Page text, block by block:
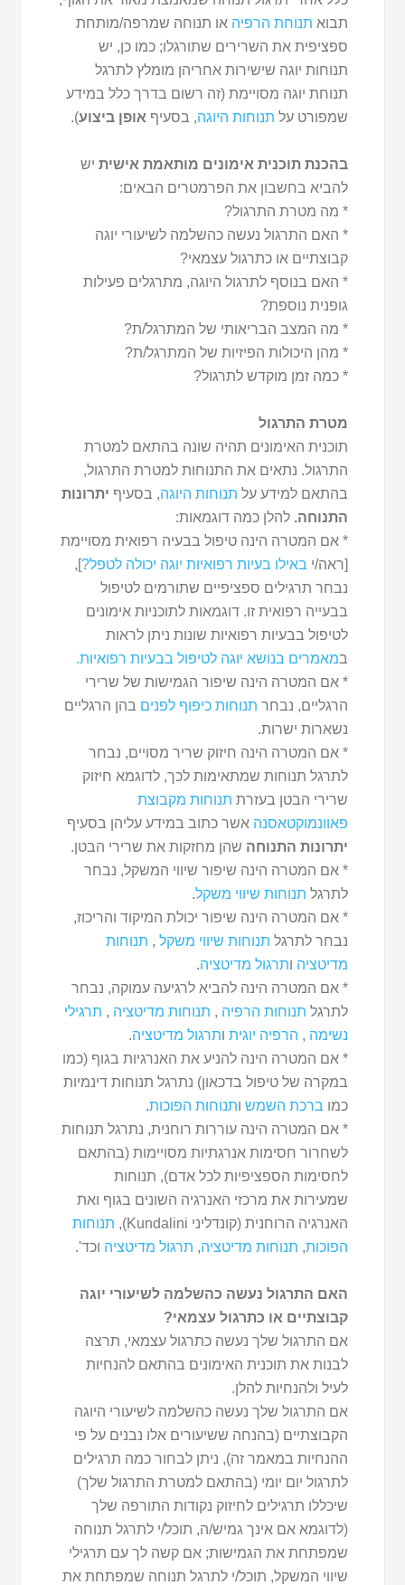
תבוא תנוחת הרפיה או תנוחה שמרפה/מותחת
ספציפית את השרירים שתורגלו; כמו כן, יש
תנוחות יוגה שישירות אחריהן מומלץ לתרגל
תנוחת יוגה מסויימת (זה רשום בדרך כלל במידע
שמפורט על תנוחות היוגה, בסעיף אופן ביצוע).
בהכנת תוכנית אימונים מותאמת אישית יש
להביא בחשבון את הפרמטרים הבאים:
* מה מטרת התרגול?
* האם התרגול נעשה כהשלמה לשיעורי יוגה
קבוצתיים או כתרגול עצמאי?
* האם בנוסף לתרגול היוגה, מתרגלים פעילות
גופנית נוספת?
* מה המצב הבריאותי של המתרגל/ת?
* מהן היכולות הפיזיות של המתרגל/ת?
* כמה זמן מוקדש לתרגול?
מטרת התרגול
תוכנית האימונים תהיה שונה בהתאם למטרת
התרגול. נתאים את התנוחות למטרת התרגול,
בהתאם למידע על תנוחות היוגה, בסעיף יתרונות
התנוחה.להלן כמה דוגמאות:
* אם המטרה הינה טיפול בבעיה רפואית מסויימת
[ראה/י באילו בעיות רפואיות יוגה יכולה לטפל?],
נבחר תרגילים ספציפיים שתורמים לטיפול
בבעייה רפואית זו. דוגמאות לתוכניות אימונים
לטיפול בבעיות רפואיות שונות ניתן לראות
במאמרים בנושא יוגה לטיפול בבעיות רפואיות.
* אם המטרה הינה שיפור הגמישות של שרירי
הרגליים, נבחר תנוחות כיפוף לפנים בהן הרגליים
נשארות ישרות.
* אם המטרה הינה חיזוק שריר מסויים, נבחר
לתרגל תנוחות שמתאימות לכך, לדוגמא חיזוק
שרירי הבטן בעזרת תנוחות מקבוצת
פאוונמוקטאסנה אשר כתוב במידע עליהן בסעיף
יתרונות התנוחה שהן מחזקות את שרירי הבטן.
* אם המטרה הינה שיפור שיווי המשקל, נבחר
לתרגל תנוחות שיווי משקל.
* אם המטרה הינה שיפור יכולת המיקוד והריכוז,
נבחר לתרגל תנוחות שיווי משקל , תנוחות
מדיטציה ותרגול מדיטציה.
* אם המטרה הינה להביא לרגיעה עמוקה, נבחר
לתרגל תנוחות הרפיה , תנוחות מדיטציה , תרגילי
נשימה , הרפיה יוגית ותרגול מדיטציה.
* אם המטרה הינה להניע את האנרגיות בגוף (כמו
במקרה של טיפול בדכאון) נתרגל תנוחות דינמיות
כמו ברכת השמש ותנוחות הפוכות.
* אם המטרה הינה עוררות רוחנית, נתרגל תנוחות
לשחרור חסימות אנרגתיות מסויימות (בהתאם
לחסימות הספציפיות לכל אדם), תנוחות
שמעירות את מרכזי האנרגיה השונים בגוף ואת
האנרגיה הרוחנית (קונדליני Kundalini),
תנוחות
הפוכות, תנוחות מדיטציה, תרגול מדיטציה וכד'.
האם התרגול נעשה כהשלמה לשיעורי יוגה
קבוצתיים או כתרגול עצמאי?
אם התרגול שלך נעשה כתרגול עצמאי, תרצה
לבנות את תוכנית האימונים בהתאם להנחיות
לעיל ולהנחיות להלן.
אם התרגול שלך נעשה כהשלמה לשיעורי היוגה
הקבוצתיים (בהנחה ששיעורים אלו נבנים על פי
ההנחיות במאמר זה), ניתן לבחור כמה תרגילים
לתרגול יום יומי (בהתאם למטרת התרגול שלך)
שיכללו תרגילים לחיזוק נקודות התורפה שלך
(לדוגמא אם אינך גמיש/ה, תוכל/י לתרגל תנוחה
שמפתחת את הגמישות; אם קשה לך עם תרגילי
שיווי המשקל, תוכל/י לתרגל תנוחה שמפתחת את